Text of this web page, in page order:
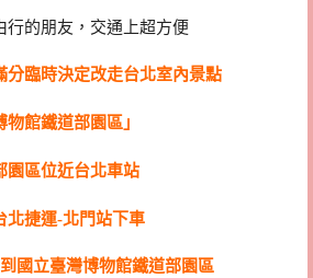
行的朋友，交通上超方便
分臨時決定改走台北室內景點
館鐵道部園區」
園區位近台北車站
北捷運-北門站下車
國立臺灣博物館鐵道部園區